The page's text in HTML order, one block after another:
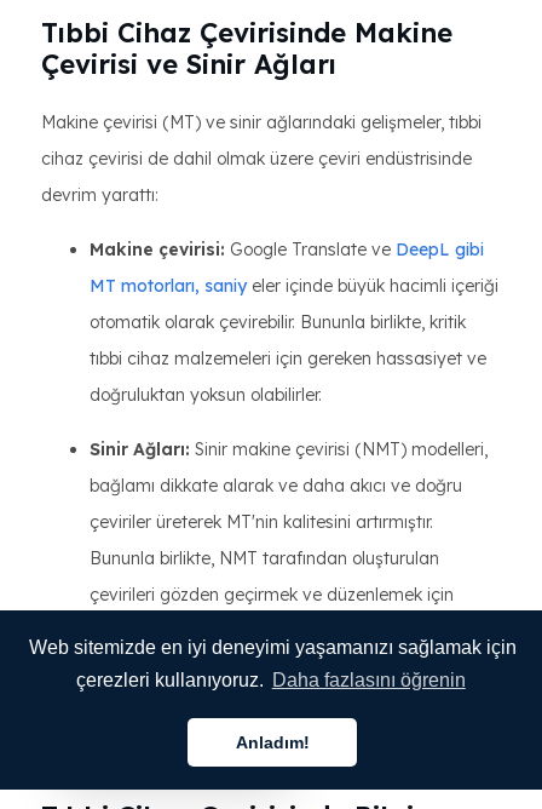
Web sitemizde en iyi deneyimi yaşamanızı sağlamak için
çerezleri kullanıyoruz. Daha fazlasını öğrenin
Anladım!
Tıbbi Cihaz Çevirisinde Makine
Çevirisi ve Sinir Ağları
Makine çevirisi (MT) ve sinir ağlarındaki gelişmeler, tıbbi
cihaz çevirisi de dahil olmak üzere çeviri endüstrisinde
devrim yarattı:
Makine çevirisi: Google Translate ve DeepL gibi
MT motorları, saniyeler içinde büyük hacimli içeriği
otomatik olarak çevirebilir. Bununla birlikte, kritik
tıbbi cihaz malzemeleri için gereken hassasiyet ve
doğruluktan yoksun olabilirler.
Sinir Ağları: Sinir makine çevirisi (NMT) modelleri,
bağlamı dikkate alarak ve daha akıcı ve doğru
çeviriler üreterek MT'nin kalitesini artırmıştır.
Bununla birlikte, NMT tarafından oluşturulan
çevirileri gözden geçirmek ve düzenlemek için
Tıbbi cihaz üreticileri, MT ve sinir ağlarının gücünden
yararlanarak dil doğruluğunu korurken çeviri sürecindeki
verimliliği ve üretkenliği artırabilir.
Türkçe